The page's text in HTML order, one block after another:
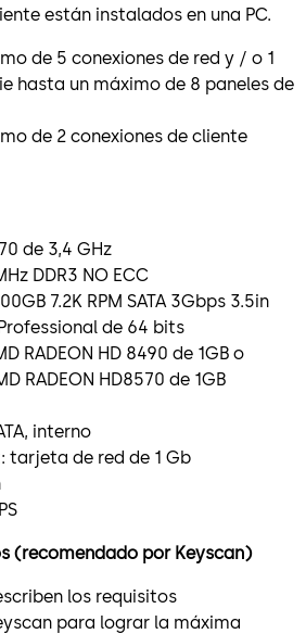
están instalados en una PC.
de 5 conexiones de red y / o 1
hasta un máximo de 8 paneles de
de 2 conexiones de cliente
de 3,4 GHz
DDR3 NO ECC
7.2K RPM SATA 3Gbps 3.5in
de 64 bits
RADEON HD 8490 de 1GB o
RADEON HD8570 de 1GB
interno
tarjeta de red de 1 Gb
(recomendado por Keyscan)
los requisitos
para lograr la máxima